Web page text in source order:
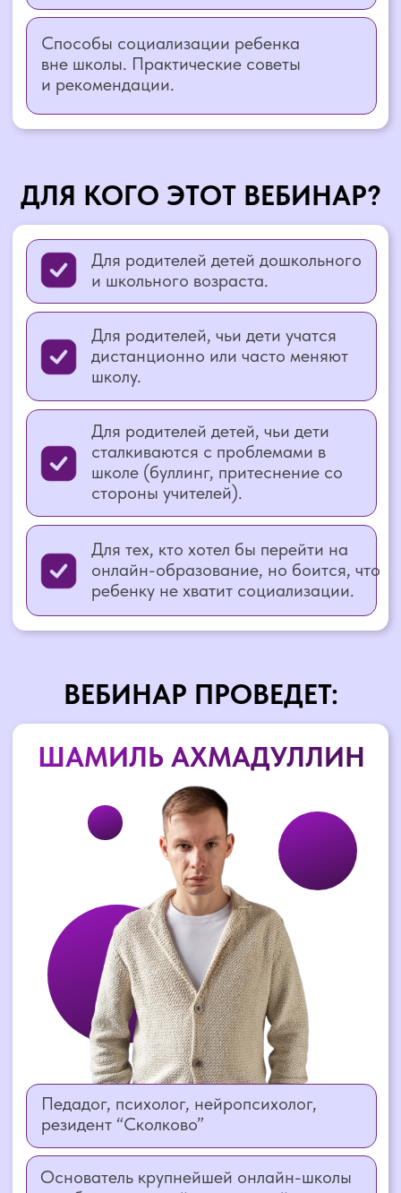
онлайн-образование, но боится, что
ребенку не хватит социализации.
ШАМИЛЬ АХМАДУЛЛИН
ВЕБИНАР ПРОВЕДЕТ:
Разработчик более 40 методик
детского обучения
Автор 110 детских развивающих
книг и пособий
Основатель крупнейшей онлайн-школы
по обучению детей и родителей
Педадог, психолог, нейропсихолог,
резидент “Сколково”
Зарегистрироваться